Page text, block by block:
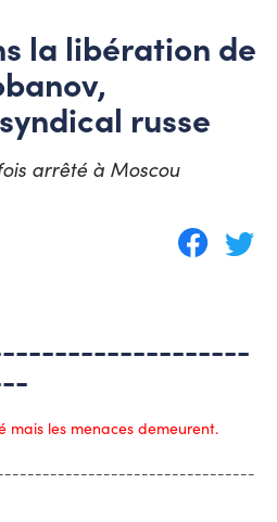
la libération de
russe
arrêté à Moscou
mais les menaces demeurent.